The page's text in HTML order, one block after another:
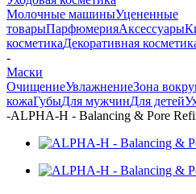
Молочные машиныУцененные
товарыПарфюмерияАксессуары
косметикаДекоративная
-
Маски
ОчищениеУвлажнениеЗона
кожаГубыДля мужчинДля детей
-ALPHA-H - Balancing & Pore